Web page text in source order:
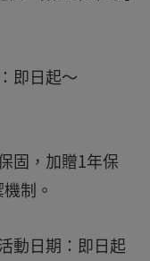
即日起～
固，加贈1年保
制。
動日期：即日起